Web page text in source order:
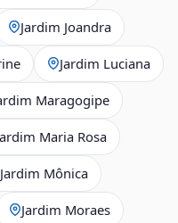
Jardim Joandra
Jardim Luciana
Maragogipe
Maria Rosa
Jardim Mônica
Jardim Moraes